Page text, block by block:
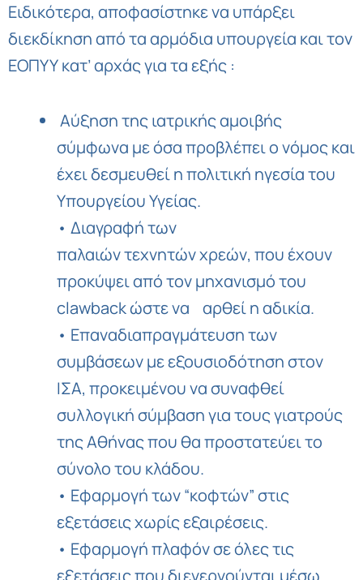
Ειδικότερα, αποφασίστηκε να υπάρξει
διεκδίκηση από τα αρμόδια υπουργεία και τον
ΕΟΠΥΥ κατ’ αρχάς για τα εξής :
Αύξηση της ιατρικής αμοιβής
σύμφωνα με όσα προβλέπει ο νόμος και
έχει δεσμευθεί η πολιτική ηγεσία του
Υπουργείου Υγείας.
• Διαγραφή των
παλαιών τεχνητών χρεών, που έχουν
προκύψει από τον μηχανισμό του
clawback ώστε να αρθεί η αδικία.
• Επαναδιαπραγμάτευση των
συμβάσεων με εξουσιοδότηση στον
ΙΣΑ, προκειμένου να συναφθεί
συλλογική σύμβαση για τους γιατρούς
της Αθήνας που θα προστατεύει το
σύνολο του κλάδου.
• Εφαρμογή των “κοφτών” στις
εξετάσεις χωρίς εξαιρέσεις.
• Εφαρμογή πλαφόν σε όλες τις
εξετάσεις που διενεργούνται μέσω